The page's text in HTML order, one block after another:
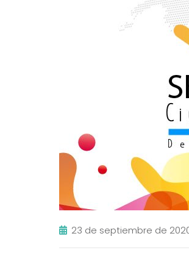
23 de septiembre de